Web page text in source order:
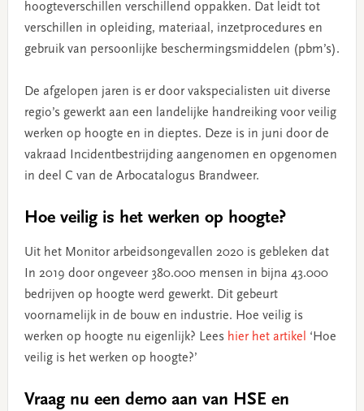
hoogteverschillen verschillend oppakken. Dat leidt tot
verschillen in opleiding, materiaal, inzetprocedures en
gebruik van persoonlijke beschermingsmiddelen (pbm’s).
De afgelopen jaren is er door vakspecialisten uit diverse
regio’s gewerkt aan een landelijke handreiking voor veilig
werken op hoogte en in dieptes. Deze is in juni door de
vakraad Incidentbestrijding aangenomen en opgenomen
in deel C van de Arbocatalogus Brandweer.
Hoe veilig is het werken op hoogte?
Uit het Monitor arbeidsongevallen 2020 is gebleken dat
In 2019 door ongeveer 380.000 mensen in bijna 43.000
bedrijven op hoogte werd gewerkt. Dit gebeurt
voornamelijk in de bouw en industrie. Hoe veilig is
werken op hoogte nu eigenlijk? Lees hier het artikel
‘Hoe
veilig is het werken op hoogte?’
Vraag nu een demo aan van HSE en